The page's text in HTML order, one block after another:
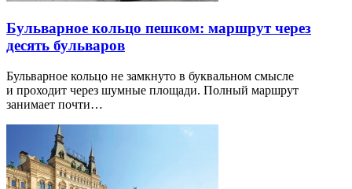
Бульварное кольцо пешком: маршрут через
десять бульваров
Бульварное кольцо не замкнуто в буквальном смысле
и проходит через шумные площади. Полный маршрут
занимает почти…